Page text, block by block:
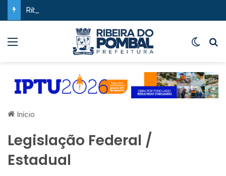
Início
Legislação Federal /
Estadual